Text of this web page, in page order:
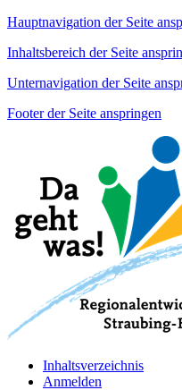
Hauptnavigation der Seite
Inhaltsbereich der Seite
Unternavigation der Seite
Footer der Seite anspringen
Inhaltsverzeichnis
Anmelden